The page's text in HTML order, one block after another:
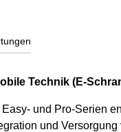
Technik (E-
und Pro-Serien
und Versorgung